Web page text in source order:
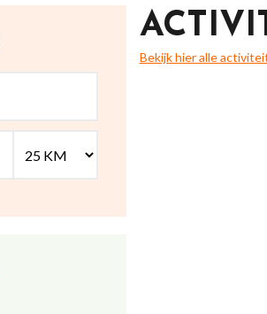
Bekijk hier alle